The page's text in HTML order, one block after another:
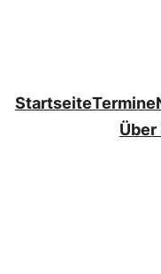
StartseiteTermine
Über